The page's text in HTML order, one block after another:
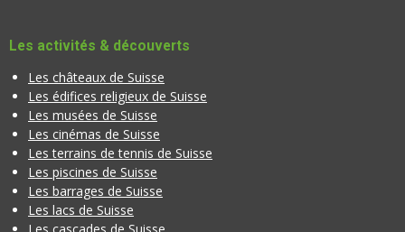
Les activités & découverts
Les châteaux de Suisse
Les édifices religieux de Suisse
Les musées de Suisse
Les cinémas de Suisse
Les terrains de tennis de Suisse
Les piscines de Suisse
Les barrages de Suisse
Les lacs de Suisse